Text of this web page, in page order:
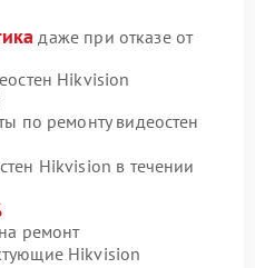
даже при отказе от
Hikvision
по ремонту видеостен
Hikvision в течении
ремонт
Hikvision